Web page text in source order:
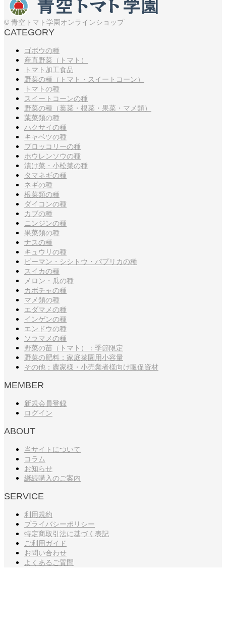
© 青空トマト学園オンラインショップ
CATEGORY
ゴボウの種
産直野菜（トマト）
トマト加工食品
野菜の種（トマト・スイートコーン）
トマトの種
スイートコーンの種
野菜の種（葉菜・根菜・果菜・マメ類）
葉菜類の種
ハクサイの種
キャベツの種
ブロッコリーの種
ホウレンソウの種
漬け菜・小松菜の種
タマネギの種
ネギの種
根菜類の種
ダイコンの種
カブの種
ニンジンの種
果菜類の種
ナスの種
キュウリの種
ピーマン・シシトウ・パプリカの種
スイカの種
メロン・瓜の種
カボチャの種
マメ類の種
エダマメの種
インゲンの種
エンドウの種
ソラマメの種
野菜の苗（トマト）：季節限定
野菜の肥料：家庭菜園用小容量
その他：農家様・小売業者様向け販促資材
MEMBER
新規会員登録
ログイン
ABOUT
当サイトについて
コラム
お知らせ
継続購入のご案内
SERVICE
利用規約
プライバシーポリシー
特定商取引法に基づく表記
ご利用ガイド
お問い合わせ
よくあるご質問